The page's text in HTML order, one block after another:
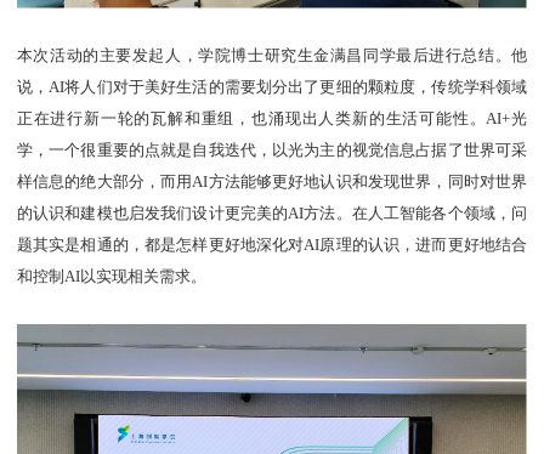
本次活动的主要发起人，学院博士研究生金满昌同学最后进行总结。他
说，AI将人们对于美好生活的需要划分出了更细的颗粒度，传统学科领域
正在进行新一轮的瓦解和重组，也涌现出人类新的生活可能性。AI+光
学，一个很重要的点就是自我迭代，以光为主的视觉信息占据了世界可采
样信息的绝大部分，而用AI方法能够更好地认识和发现世界，同时对世界
的认识和建模也启发我们设计更完美的AI方法。在人工智能各个领域，问
题其实是相通的，都是怎样更好地深化对AI原理的认识，进而更好地结合
和控制AI以实现相关需求。